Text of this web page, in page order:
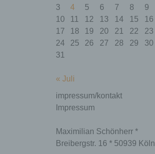
3
4 5 6 7 8
9
10
11 12 13 14 15
16
17
18 19 20 21 22
23
24
25 26 27 28 29
30
31
« Juli
impressum/kontakt
Impressum
Maximilian Schönherr *
Breibergstr. 16 * 50939 Köln
wordpress_te
Dieses Cookie
ermittelt, ob die
Browser
deaktiviert wurde.
Speicherdauer: